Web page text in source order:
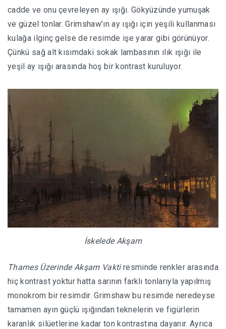
cadde ve onu çevreleyen ay ışığı. Gökyüzünde yumuşak
ve güzel tonlar. Grimshaw’ın ay ışığı için yeşili kullanması
kulağa ilginç gelse de resimde işe yarar gibi görünüyor.
Çünkü sağ alt kısımdaki sokak lambasının ılık ışığı ile
yeşil ay ışığı arasında hoş bir kontrast kuruluyor.
İskelede Akşam
Thames Üzerinde Akşam Vaktiresminde renkler arasında
hiç kontrast yoktur hatta sarının farklı tonlarıyla yapılmış
monokrom bir resimdir. Grimshaw bu resimde neredeyse
tamamen ayın güçlü ışığından teknelerin ve figürlerin
karanlık silüetlerine kadar ton kontrastına dayanır. Ayrıca